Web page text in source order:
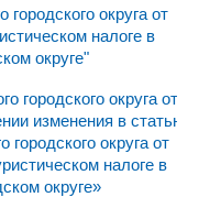
округа от
налоге в
округе"
округа от
изменения в статью 2
округа от
налоге в
округе»